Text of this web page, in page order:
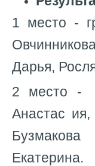
1 место -
Дарья,
2 место -
Анастас
Екатерина.